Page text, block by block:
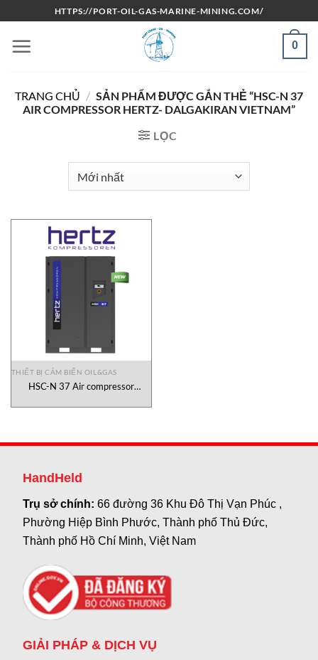
qua
nội
HTTPS://PORT-OIL-GAS-MARINE-MINING.COM/
0
TRANG CHỦ / SẢN PHẨM ĐƯỢC GẮN THẺ “HSC-N 37
AIR COMPRESSOR HERTZ- DALGAKIRAN VIETNAM”
LỌC
THIẾT BỊ CẢM BIẾN OIL&GAS
HSC-N 37 Air compressor
HandHeld
Trụ sở chính:66 đường 36 Khu Đô Thị Vạn Phúc ,
Phường Hiệp Bình Phước, Thành phố Thủ Đức,
Thành phố Hồ Chí Minh, Việt Nam
GIẢI PHÁP & DỊCH VỤ